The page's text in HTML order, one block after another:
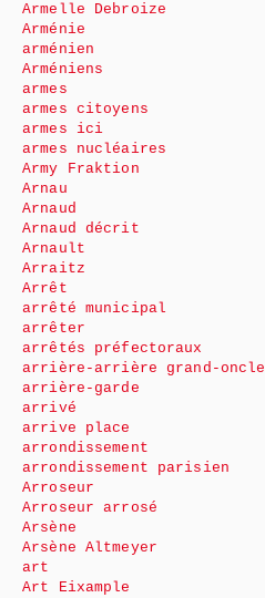
Armelle Debroize
Arménie
arménien
Arméniens
armes
armes citoyens
armes ici
armes nucléaires
Army Fraktion
Arnau
Arnaud
Arnaud décrit
Arnault
Arraitz
Arrêt
arrêté municipal
arrêter
arrêtés préfectoraux
arrière-arrière grand-oncle
arrière-garde
arrivé
arrive place
arrondissement
arrondissement parisien
Arroseur
Arroseur arrosé
Arsène
Arsène Altmeyer
art
Art Eixample